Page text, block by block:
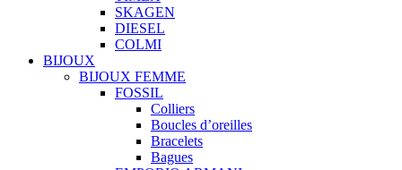
SKAGEN
DIESEL
COLMI
BIJOUX
BIJOUX FEMME
FOSSIL
Colliers
Boucles d’oreilles
Bracelets
Bagues